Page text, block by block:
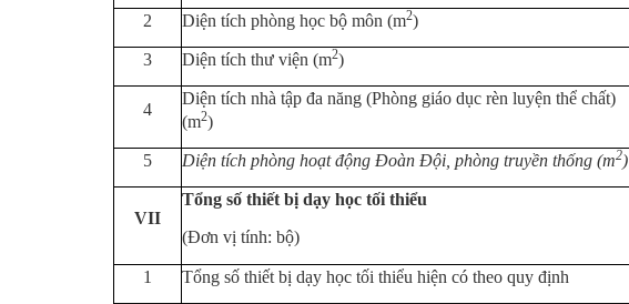
2 Diện tích phòng học bộ môn (m2)
3 Diện tích thư viện (m2)
4
Diện tích nhà tập đa năng (Phòng giáo dục rèn luyện thể chất)
(m2)
5 Diện tích phòng hoạt động Đoàn Đội, phòng truyền thống (m2)
VII
Tổng số thiết bị dạy học tối thiểu
(Đơn vị tính: bộ)
1 Tổng số thiết bị dạy học tối thiểu hiện có theo quy định